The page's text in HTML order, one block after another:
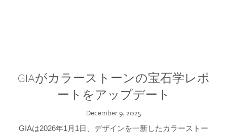
GIAがカラーストーンの宝石学レポ
ートをアップデート
December 9, 2025
GIAは2026年1月1日、デザインを一新したカラーストー